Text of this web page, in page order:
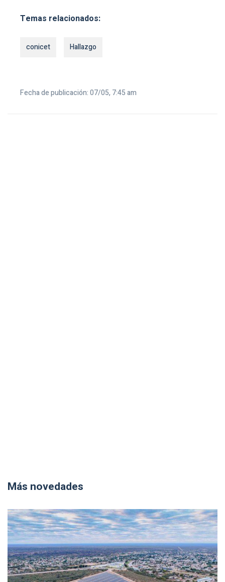
Temas relacionados:
conicet Hallazgo
Fecha de publicación: 07/05, 7:45 am
Más novedades